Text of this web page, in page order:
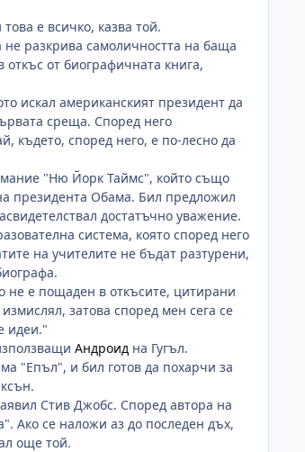
е всичко, казва той.
разкрива самоличността на баща
от биографичната книга,
искал американският президент да
среща. Според него
където, според него, е по-лесно да
"Ню Йорк Таймс", който също
президента Обама. Бил предложил
достатъчно уважение.
система, която според него
на учителите не бъдат разтурени,
не е пощаден в откъсите, цитирани
затова според мен сега се
идеи."
Андроид на Гугъл.
"Епъл", и бил готов да похарчи за
Стив Джобс. Според автора на
Ако се наложи аз до последен дъх,
още той.